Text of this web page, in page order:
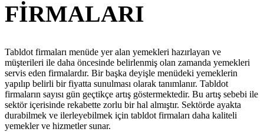
FİRMALARI
Tabldot firmaları menüde yer alan yemekleri hazırlayan ve
müşterileri ile daha öncesinde belirlenmiş olan zamanda yemekleri
servis eden firmalardır. Bir başka deyişle menüdeki yemeklerin
yapılıp belirli bir fiyatta sunulması olarak tanımlanır. Tabldot
firmaların sayısı gün geçtikçe artış göstermektedir. Bu artış sebebi ile
sektör içerisinde rekabette zorlu bir hal almıştır. Sektörde ayakta
durabilmek ve ilerleyebilmek için tabldot firmaları daha kaliteli
yemekler ve hizmetler sunar.